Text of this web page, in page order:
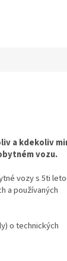
a kdekoliv
vozu.
vozy s 5ti
a používaných
o technických